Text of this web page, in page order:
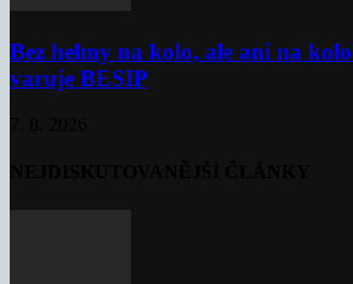
Bez helmy na kolo, ale ani na
varuje BESIP